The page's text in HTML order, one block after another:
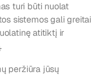
turi būti nuolat
sistemos gali greitai
atitiktį ir
peržiūra jūsų